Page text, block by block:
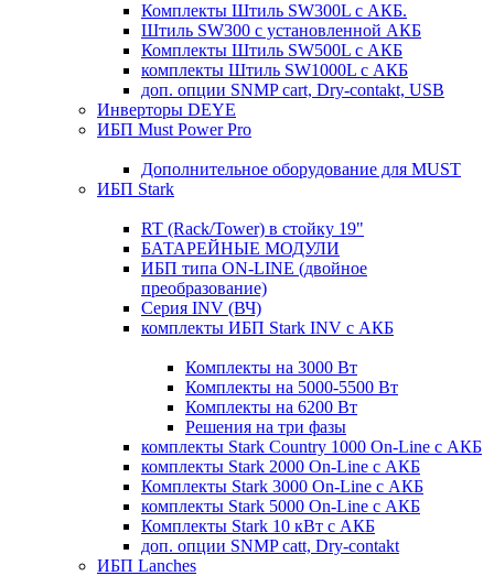
Комплекты Штиль SW300L с АКБ.
Штиль SW300 с установленной АКБ
Комплекты Штиль SW500L с АКБ
комплекты Штиль SW1000L с АКБ
доп. опции SNMP cart, Dry-contakt, USB
Инверторы DEYE
ИБП Must Power Pro
Дополнительное оборудование для MUST
ИБП Stark
RT (Rack/Tower) в стойку 19"
БАТАРЕЙНЫЕ МОДУЛИ
ИБП типа ON-LINE (двойное
преобразование)
Серия INV (ВЧ)
комплекты ИБП Stark INV с АКБ
Комплекты на 3000 Вт
Комплекты на 5000-5500 Вт
Комплекты на 6200 Вт
Решения на три фазы
комплекты Stark Country 1000 On-Line с АКБ
комплекты Stark 2000 On-Line с АКБ
Комплекты Stark 3000 On-Line с АКБ
комплекты Stark 5000 On-Line с АКБ
Комплекты Stark 10 кВт с АКБ
доп. опции SNMP catt, Dry-contakt
ИБП Lanches